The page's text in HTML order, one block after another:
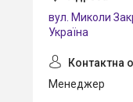
вул. Миколи
Україна
Менеджер